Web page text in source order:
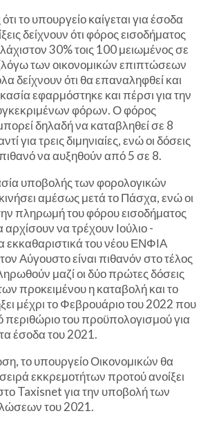
το υπουργείο καίγεται για έσοδα
δείχνουν ότι φόρος εισοδήματος
30% τοις 100 μειωμένος σε
των οικονομικών επιπτώσεων
δείχνουν ότι θα επαναληφθεί και
εφαρμόστηκε και πέρσι για την
φόρων. Ο φόρος
δηλαδή να καταβληθεί σε 8
για τρεις διμηνιαίες, ενώ οι δόσεις
να αυξηθούν από 5 σε 8.
υποβολής των φορολογικών
αμέσως μετά το Πάσχα, ενώ οι
πληρωμή του φόρου εισοδήματος
να τρέχουν Ιούλιο -
εκκαθαριστικά του νέου ΕΝΦΙΑ
Αύγουστο είναι πιθανόν στο τέλος
μαζί οι δύο πρώτες δόσεις
προκειμένου η καταβολή και το
μέχρι το Φεβρουάριο του 2022 που
περιθώριο του προϋπολογισμού για
έσοδα του 2021.
το υπουργείο Οικονομικών θα
εκκρεμοτήτων προτού ανοίξει
Taxisnet για την υποβολή των
του 2021.